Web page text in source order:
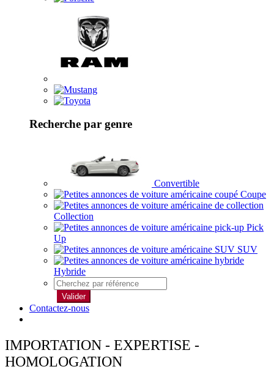
Recherche par genre
Convertible
Coupe
Collection
Pick
Up
SUV
Hybride
Valider
Contactez-nous
IMPORTATION - EXPERTISE -
HOMOLOGATION